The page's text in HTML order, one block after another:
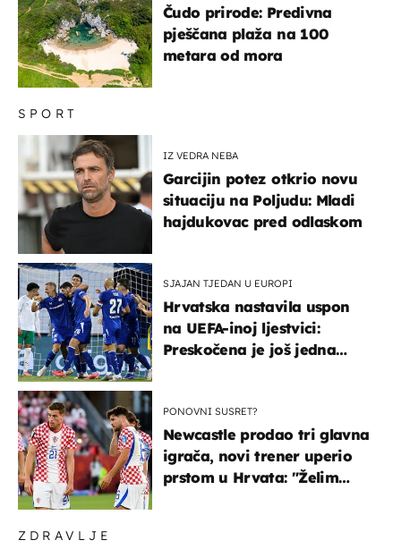
ZDRAVLJE
SPORT
IZ VEDRA NEBA
Garcijin potez otkrio novu
situaciju na Poljudu: Mladi
hajdukovac pred odlaskom
SJAJAN TJEDAN U EUROPI
Hrvatska nastavila uspon
na UEFA-inoj ljestvici:
Preskočena je još jedna
PONOVNI SUSRET?
Newcastle prodao tri glavna
igrača, novi trener uperio
prstom u Hrvata: "Želim
Čudo prirode: Predivna
pješčana plaža na 100
metara od mora